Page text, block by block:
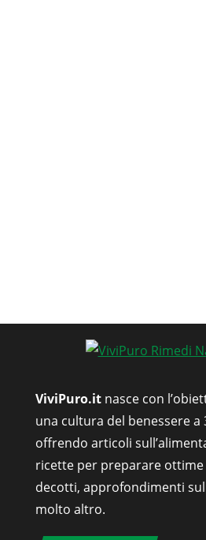
ViviPuro.it nasce con
una cultura del benessere a
offrendo articoli
ricette per preparare ottime
decotti, approfondimenti
molto altro.